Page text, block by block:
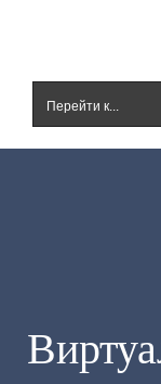
Перейти к...